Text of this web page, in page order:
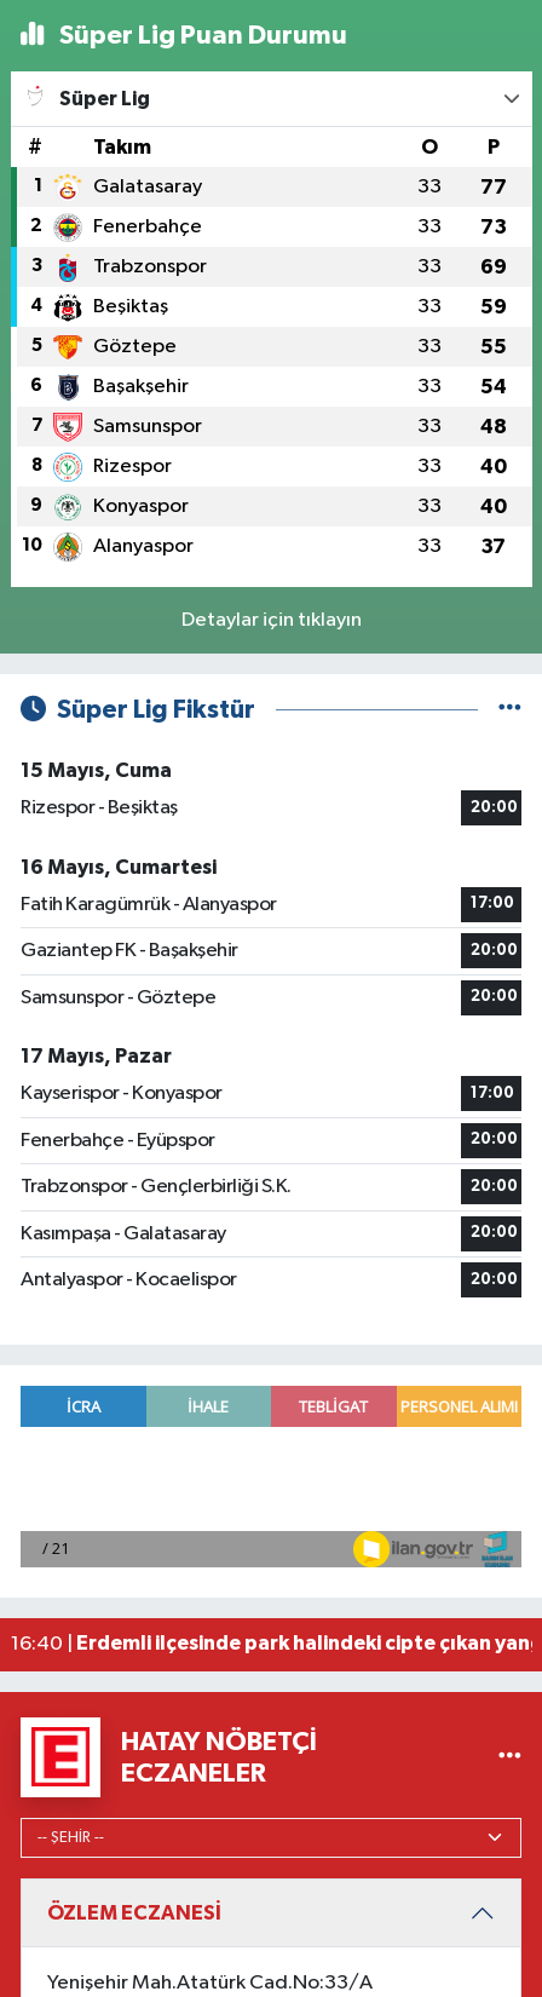
Süper Lig Puan Durumu
Süper Lig
# Takım O P
1 Galatasaray 33 77
2 Fenerbahçe 33 73
3 Trabzonspor 33 69
4 Beşiktaş 33 59
5 Göztepe 33 55
6 Başakşehir 33 54
7 Samsunspor 33 48
8 Rizespor 33 40
9 Konyaspor 33 40
10 Alanyaspor 33 37
Detaylar için tıklayın
Süper Lig Fikstür
15 Mayıs, Cuma
Rizespor - Beşiktaş
20:00
16 Mayıs, Cumartesi
Fatih Karagümrük - Alanyaspor
17:00
Gaziantep FK - Başakşehir 20:00
Samsunspor - Göztepe 20:00
17 Mayıs, Pazar
Kayserispor - Konyaspor
17:00
Fenerbahçe - Eyüpspor 20:00
Trabzonspor - Gençlerbirliği S.K. 20:00
Kasımpaşa - Galatasaray 20:00
Antalyaspor - Kocaelispor 20:00
16:58 |
Osmaniye'de huzur toplantısı düzenlendi
16:40 |
Erdemli ilçesinde park halindeki cipte çıkan
HATAY NÖBETÇI
ECZANELER
ÖZLEM ECZANESİ
Yenişehir Mah.Atatürk Cad.No:33/A